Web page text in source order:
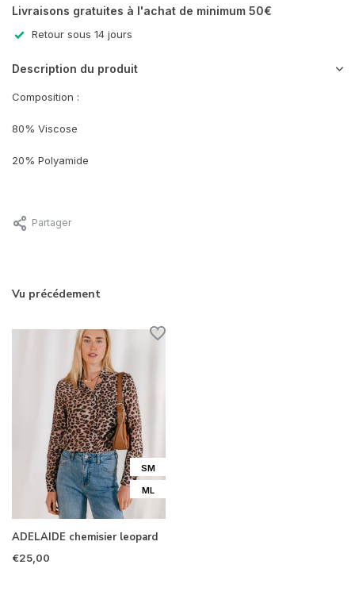
Livraisons gratuites à l'achat de minimum 50€
Retour sous 14 jours
Description du produit
Composition :
80% Viscose
20% Polyamide
Partager
Vu précédement
SM
ML
ADELAIDE chemisier leopard
€25,00